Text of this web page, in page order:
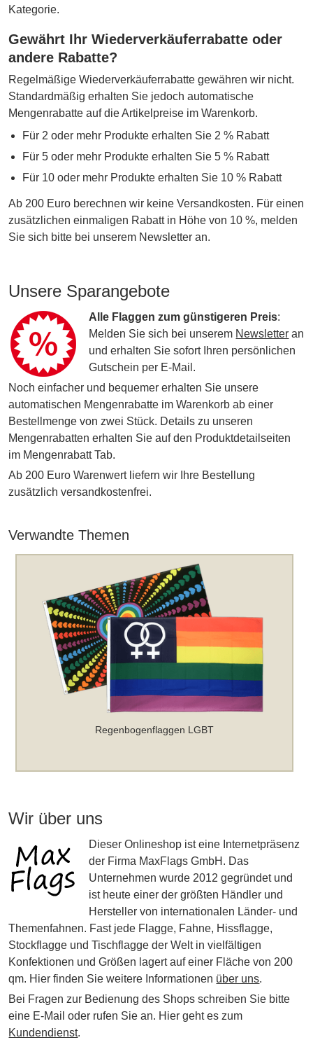
Kategorie.
Gewährt Ihr Wiederverkäuferrabatte oder
andere Rabatte?
Regelmäßige Wiederverkäuferrabatte gewähren wir nicht.
Standardmäßig erhalten Sie jedoch automatische
Mengenrabatte auf die Artikelpreise im Warenkorb.
Für 2 oder mehr Produkte erhalten Sie 2 % Rabatt
Für 5 oder mehr Produkte erhalten Sie 5 % Rabatt
Für 10 oder mehr Produkte erhalten Sie 10 % Rabatt
Ab 200 Euro berechnen wir keine Versandkosten. Für einen
zusätzlichen einmaligen Rabatt in Höhe von 10 %, melden
Sie sich bitte bei unserem Newsletter an.
Unsere Sparangebote
Alle Flaggen zum günstigeren Preis:
Melden Sie sich bei unserem Newsletter an
und erhalten Sie sofort Ihren persönlichen
Gutschein per E-Mail.
Noch einfacher und bequemer erhalten Sie unsere
automatischen Mengenrabatte im Warenkorb ab einer
Bestellmenge von zwei Stück. Details zu unseren
Mengenrabatten erhalten Sie auf den Produktdetailseiten
im Mengenrabatt Tab.
Ab 200 Euro Warenwert liefern wir Ihre Bestellung
zusätzlich versandkostenfrei.
Verwandte Themen
Regenbogenflaggen LGBT
Wir über uns
Dieser Onlineshop ist eine Internetpräsenz
der Firma MaxFlags GmbH. Das
Unternehmen wurde 2012 gegründet und
ist heute einer der größten Händler und
Hersteller von internationalen Länder- und
Themenfahnen. Fast jede Flagge, Fahne, Hissflagge,
Stockflagge und Tischflagge der Welt in vielfältigen
Konfektionen und Größen lagert auf einer Fläche von 200
qm. Hier finden Sie weitere Informationen über uns.
Bei Fragen zur Bedienung des Shops schreiben Sie bitte
eine E-Mail oder rufen Sie an. Hier geht es zum
Kundendienst.